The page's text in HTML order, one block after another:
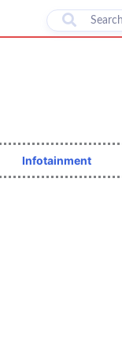
Infotainment